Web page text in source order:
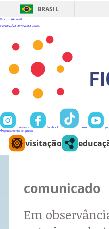
BRASIL
Fiocruz Webmail
FUNDAÇÃO OSWALDO CRUZ
instagram facebook tiktok
agendamento de grupos
visitação
comunicado
Em